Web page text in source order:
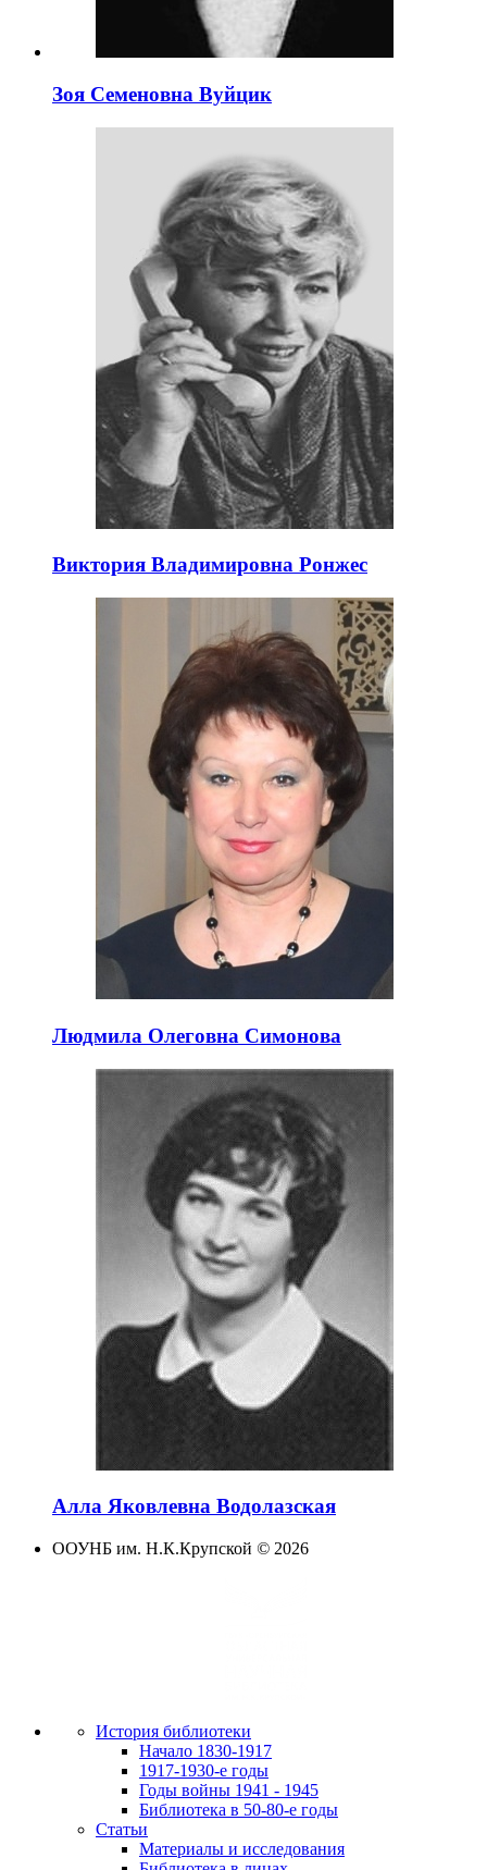
Зоя Семеновна Вуйцик
Виктория Владимировна Ронжес
Людмила Олеговна Симонова
Алла Яковлевна Водолазская
ООУНБ им. Н.К.Крупской © 2026
История библиотеки
Начало 1830-1917
1917-1930-е годы
Годы войны 1941 - 1945
Библиотека в 50-80-е годы
Статьи
Материалы и исследования